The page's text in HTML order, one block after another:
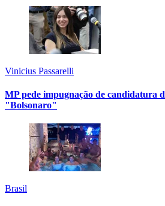
Vinicius Passarelli
MP pede impugnação de candidatura
"Bolsonaro"
Brasil